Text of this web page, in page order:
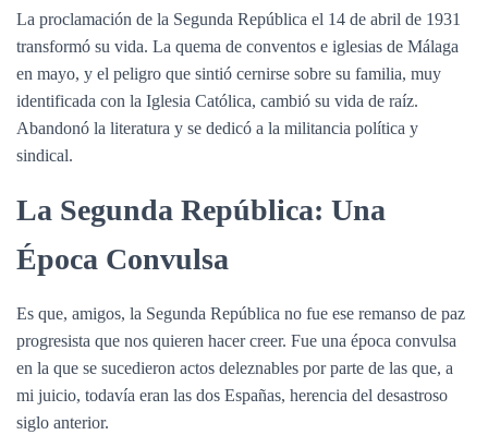
La proclamación de la Segunda República el 14 de abril de 1931
transformó su vida. La quema de conventos e iglesias de Málaga
en mayo, y el peligro que sintió cernirse sobre su familia, muy
identificada con la Iglesia Católica, cambió su vida de raíz.
Abandonó la literatura y se dedicó a la militancia política y
sindical.
La Segunda República: Una
Época Convulsa
Es que, amigos, la Segunda República no fue ese remanso de paz
progresista que nos quieren hacer creer. Fue una época convulsa
en la que se sucedieron actos deleznables por parte de las que, a
mi juicio, todavía eran las dos Españas, herencia del desastroso
siglo anterior.